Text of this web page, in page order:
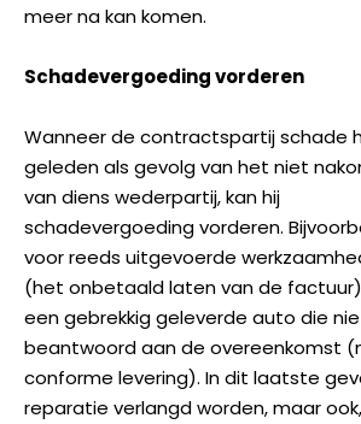
meer na kan komen.
Schadevergoeding vorderen
Wanneer de contractspartij schade
geleden als gevolg van het niet
van diens wederpartij, kan hij
schadevergoeding vorderen.
voor reeds uitgevoerde
(het onbetaald laten van de
een gebrekkig geleverde auto die
beantwoord aan de overeenkomst
conforme levering). In dit laatste
reparatie verlangd worden, maar